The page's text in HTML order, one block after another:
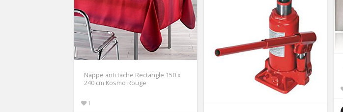
Nappe anti tache Rectangle 150 x
240 cm Kosmo Rouge
1